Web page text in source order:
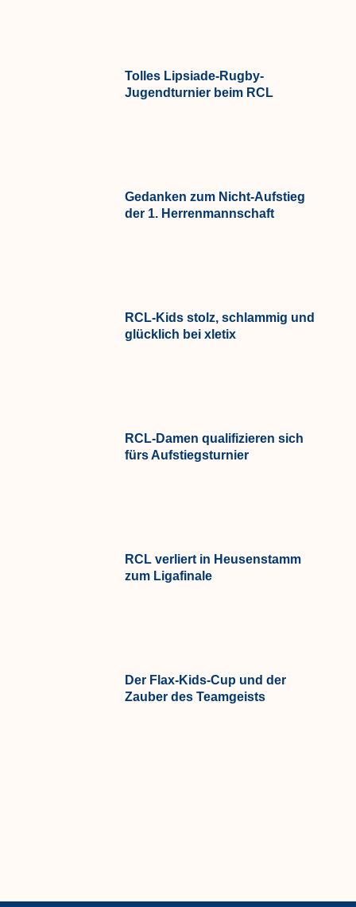
Tolles Lipsiade-Rugby-
Jugendturnier beim RCL
Gedanken zum Nicht-Aufstieg
der 1. Herrenmannschaft
RCL-Kids stolz, schlammig und
glücklich bei xletix
RCL-Damen qualifizieren sich
fürs Aufstiegsturnier
RCL verliert in Heusenstamm
zum Ligafinale
Der Flax-Kids-Cup und der
Zauber des Teamgeists